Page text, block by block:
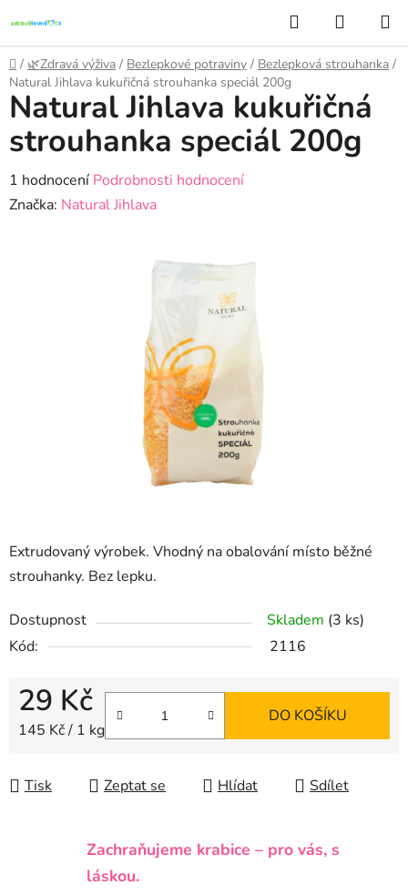
na
obsah
Hledat
KOŠÍK
Domů
/ 🌿Zdravá výživa / Bezlepkové potraviny / Bezlepková strouhanka /
Natural Jihlava kukuřičná strouhanka speciál 200g
Extrudovaný výrobek. Vhodný na obalování místo běžné
strouhanky. Bez lepku.
Dostupnost Skladem (3 ks)
Kód:
2116
29 Kč
Měrná cena:
145 Kč / 1 kg
DO KOŠÍKU
Tisk Zeptat se Hlídat Sdílet
Natural Jihlava kukuřičná
strouhanka speciál 200g
Průměrné
hodnocení
1 hodnocení Podrobnosti hodnocení
Značka: Natural Jihlava
Zachraňujeme krabice – pro vás, s
láskou.